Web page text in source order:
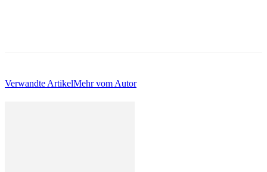
Verwandte ArtikelMehr vom Autor